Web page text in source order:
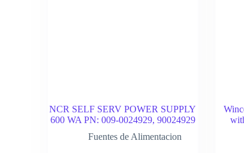
NCR SELF SERV POWER SUPPLY
600 WA PN: 009-0024929, 90024929
Fuentes de Alimentacion